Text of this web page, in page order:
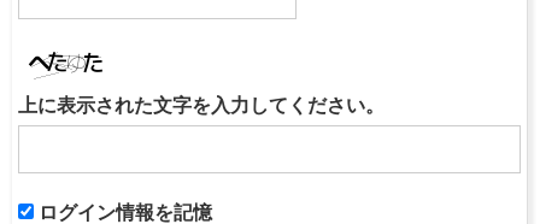
上に表示された文字を入力してください。
ログイン情報を記憶